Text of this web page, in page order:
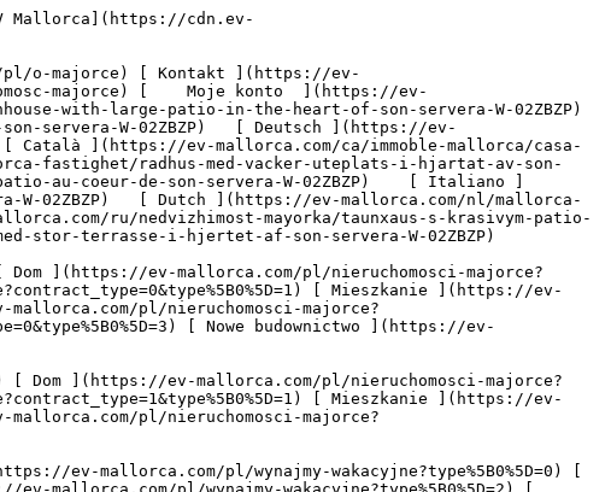
[ Sklep ](https://ev-mallorca.com/pl/nieruchomosci-komercyjne?type%5B0%5D=14) 

 [ Projekty deweloperskie ](https://ev-mallorca.com/pl/majorce-nowe-projekty-budowlane) 

 [ Informacje o nas ](https://ev-mallorca.com/pl/o-nas) 

 [ Majorka Informacje ](https://ev-mallorca.com/pl/o-majorce) 

 [ Sprzedaj nieruchomość ](https://ev-mallorca.com/pl/sprzedaj-nieruchomosc-majorce) 

 [ Kontakt ](https://ev-mallorca.com/pl/lokalizacje-biur) 

   [ Moje konto ](https://ev-mallorca.com/pl/moje-konto) 

 [   Zapraszamy do kontaktu pod numerem telefonu +34 971 01 63 55   ](tel:+34971016355) 

             ![Kamienica z pięknym patio w samym sercu Son Servera-1](https://cdn.ev-mallorca.com/images/properties/1e2180dc-99ba-49b9-9533-6b7892a2e107/49336309-2398-4915-8202-615b5d99d8ba.jpg?crop=true&crop_gravity=northwest&format=webp&quality=80)  

         ![Kamienica z pięknym patio w samym sercu Son Servera-2](https://cdn.ev-mallorca.com/images/properties/1e2180dc-99ba-49b9-9533-6b7892a2e107/19a6c51b-8a60-4d0c-95c3-cfeb91b9354e.jpg?crop=true&crop_gravity=northwest&format=webp&quality=80)  

         ![Kamienica z pięknym patio w samym sercu Son Servera-3](https://cdn.ev-mallorca.com/images/properties/1e2180dc-99ba-49b9-9533-6b7892a2e107/f7e860e5-0382-45ff-8df5-8b3732e26795.jpg?crop=true&crop_gravity=northwest&format=webp&quality=80)  

         ![Kamienica z pięknym patio w samym sercu Son Servera-4](https://cdn.ev-mallorca.com/images/properties/1e2180dc-99ba-49b9-9533-6b7892a2e107/0141e603-8598-494f-b7cf-a2b94cea81d3.jpg?crop=true&crop_gravity=northwest&format=webp&quality=80)  

         ![Kamienica z pięknym patio w samym sercu Son Servera-5](https://cdn.ev-mallorca.com/images/properties/1e2180dc-99ba-49b9-9533-6b7892a2e107/cb88b30f-5c78-4950-bb5e-95d03624cbc9.jpg?crop=true&crop_gravity=northwest&format=webp&quality=80)  

         ![Kamienica z pięknym patio w samym sercu Son Servera-6](https://cdn.ev-